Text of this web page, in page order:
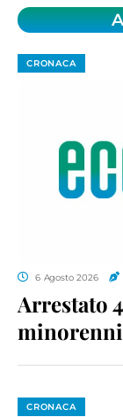
CRONACA
6 Agosto 2026
Arrestato
minorenni
CRONACA